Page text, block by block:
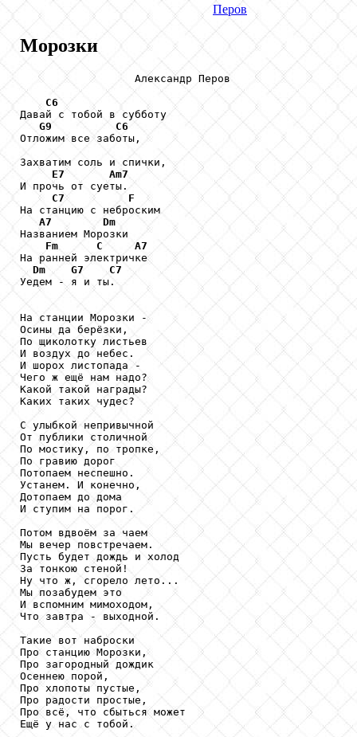
Перов
Морозки
                  Александр Перов
C6
Давай с тобой в субботу
G9
C6
Отложим все заботы,
Захватим соль и спички,
E7
Am7
И прочь от суеты.
C7
F
На станцию с неброским
A7
Dm
Названием Морозки
Fm
C
A7
На ранней электричке
Dm
G7
C7
Уедем - я и ты.
На станции Морозки -
Осины да берёзки,
По щиколотку листьев
И воздух до небес.
И шорох листопада -
Чего ж ещё нам надо?
Какой такой награды?
Каких таких чудес?
С улыбкой непривычной
От публики столичной
По мостику, по тропке,
По гравию дорог
Потопаем неспешно.
Устанем. И конечно,
Дотопаем до дома
И ступим на порог.
Потом вдвоём за чаем
Мы вечер повстречаем.
Пусть будет дождь и холод
За тонкою стеной!
Ну что ж, сгорело лето...
Мы позабудем это
И вспомним мимоходом,
Что завтра - выходной.
Такие вот наброски
Про станцию Морозки,
Про загородный дождик
Осеннею порой,
Про хлопоты пустые,
Про радости простые,
Про всё, что сбыться может
Ещё у нас с тобой.